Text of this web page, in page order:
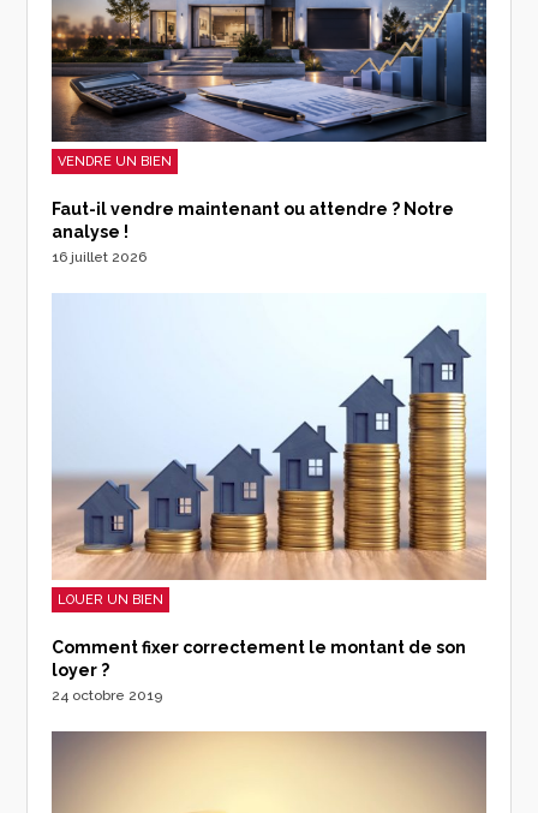
VENDRE UN BIEN
Faut-il vendre maintenant ou attendre ? Notre
analyse !
16 juillet 2026
LOUER UN BIEN
Comment fixer correctement le montant de son
loyer ?
24 octobre 2019